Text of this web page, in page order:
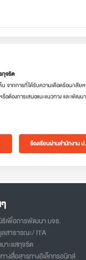
ทุจริต
น จากการที่ได้รับความเดือดร้อน/เ
อต้องการเสนอแนะแนวทาง และพัฒ
ร้องเรียนผ่านสำนักงาน
ธิเพื่อการพัฒนา มจธ.
สาธารณะ/ ITA
บาะแสทุจริต
างสื่อสารทางอิเล็กทรอนิกส์